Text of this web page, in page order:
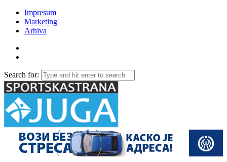
Impresum
Marketing
Arhiva
Search for: